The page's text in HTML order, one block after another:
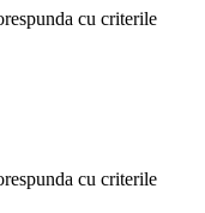
cu criterile
cu criterile